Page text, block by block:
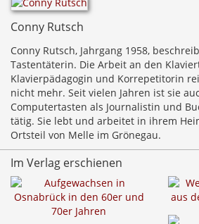
Conny Rutsch
Conny Rutsch, Jahrgang 1958,
Tastentäterin. Die Arbeit an den
Klavierpädagogin und Korrepetitorin
nicht mehr. Seit vielen Jahren ist sie
Computertasten als Journalistin und
tätig. Sie lebt und arbeitet in ihrem
Ortsteil von Melle im Grönegau.
Im Verlag erschienen